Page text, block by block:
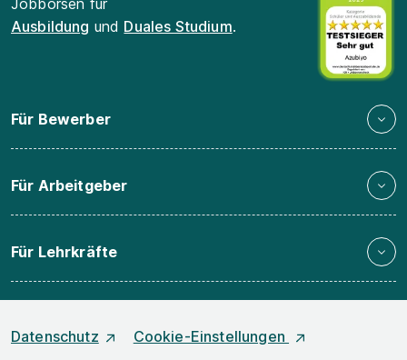
Jobbörsen für
Ausbildung und Duales Studium.
Für Bewerber
Für Arbeitgeber
Für Lehrkräfte
Datenschutz
Cookie-Einstellungen